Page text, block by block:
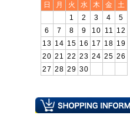
日
月 火 水 木 金
土
1
2 3 4
5
6
7 8 9 10 11
12
13 14 15 16 17 18 19
20 21 22 23 24 25 26
27 28 29 30